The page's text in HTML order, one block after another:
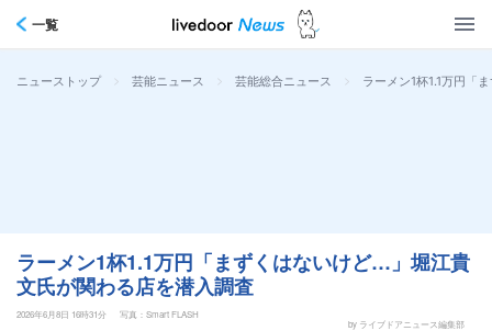
一覧
ニューストップ > 芸能ニュース > 芸能総合ニュース > ラーメン1杯1.1万円「
ラーメン1杯1.1万円「まずくはないけど…」堀江貴
文氏が関わる店を潜入調査
2026年6月8日 16時31分
写真：Smart FLASH
by ライブドアニュース編集部